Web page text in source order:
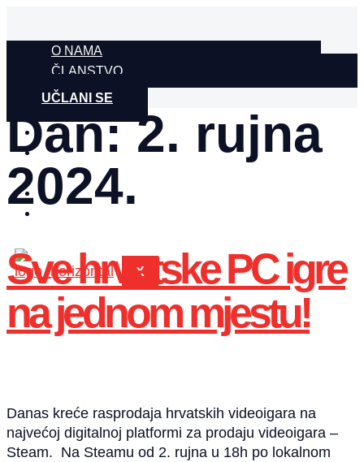
sadržajO NAMA
ČLANSTVO
ČLANOVI
DOGAĐANJA
ISTRAŽIVANJA
FAQ
KONTAKT
X
UČLANI SE
Dan:2. rujna
2024.
Sve hrvatske PC igre
na jednom mjestu!
Danas kreće rasprodaja hrvatskih videoigara na
najvećoj digitalnoj platformi za prodaju videoigara –
Steam. Na Steamu od 2. rujna u 18h po lokalnom